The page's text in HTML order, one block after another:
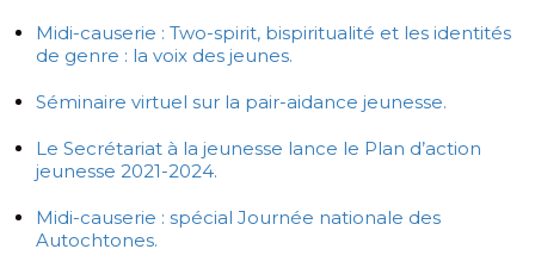
Midi-causerie : Two-spirit, bispiritualité et les identités
de genre : la voix des jeunes.
Séminaire virtuel sur la pair-aidance jeunesse.
Le Secrétariat à la jeunesse lance le Plan d’action
jeunesse 2021-2024.
Midi-causerie : spécial Journée nationale des
Autochtones.